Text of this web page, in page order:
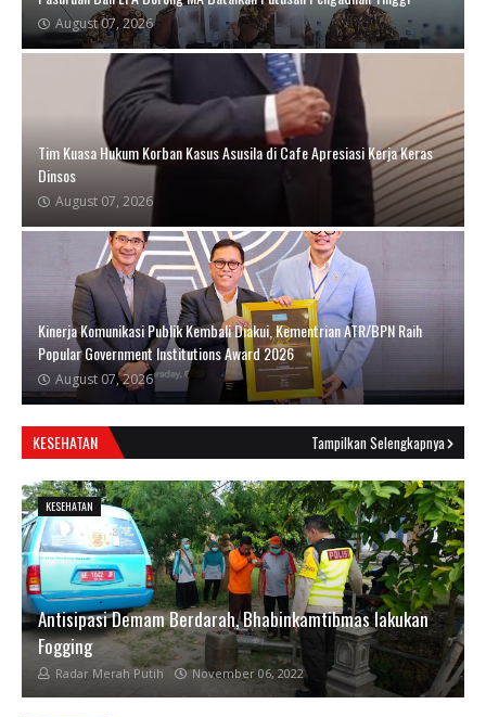
August 07, 2026
Tim Kuasa Hukum Korban Kasus Asusila di Cafe Apresiasi Kerja Keras
Dinsos
August 07, 2026
Kinerja Komunikasi Publik Kembali Diakui, Kementrian ATR/BPN Raih
Popular Government Institutions Award 2026
August 07, 2026
KESEHATAN Tampilkan Selengkapnya
KESEHATAN
Antisipasi Demam Berdarah, Bhabinkamtibmas lakukan
Fogging
Radar Merah Putih November 06, 2022